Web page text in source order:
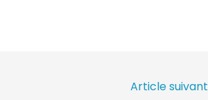
Article suivant